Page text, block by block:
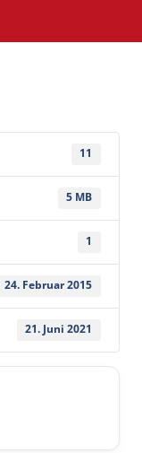
11
5 MB
1
24. Februar 2015
21. Juni 2021